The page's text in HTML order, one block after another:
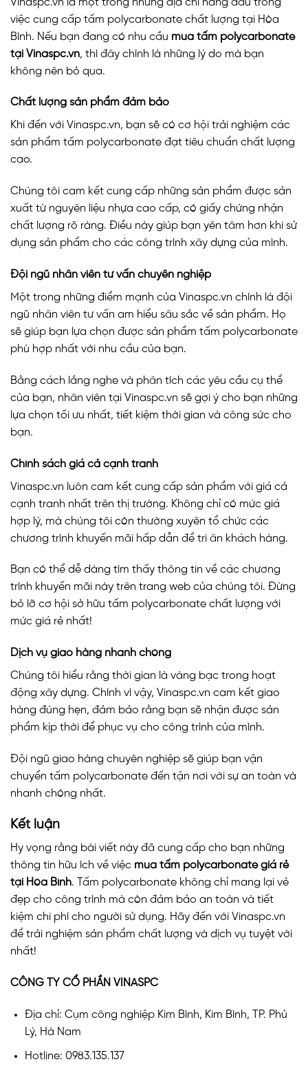
việc cung cấp tấm polycarbonate chất lượng tại Hòa
Bình. Nếu bạn đang có nhu cầu mua tấm polycarbonate
tại Vinaspc.vn, thì đây chính là những lý do mà bạn
không nên bỏ qua.
Chất lượng sản phẩm đảm bảo
Khi đến với Vinaspc.vn, bạn sẽ có cơ hội trải nghiệm các
sản phẩm tấm polycarbonate đạt tiêu chuẩn chất lượng
cao.
Chúng tôi cam kết cung cấp những sản phẩm được sản
xuất từ nguyên liệu nhựa cao cấp, có giấy chứng nhận
chất lượng rõ ràng. Điều này giúp bạn yên tâm hơn khi sử
dụng sản phẩm cho các công trình xây dựng của mình.
Đội ngũ nhân viên tư vấn chuyên nghiệp
Một trong những điểm mạnh của Vinaspc.vn chính là đội
ngũ nhân viên tư vấn am hiểu sâu sắc về sản phẩm. Họ
sẽ giúp bạn lựa chọn được sản phẩm tấm polycarbonate
phù hợp nhất với nhu cầu của bạn.
Bằng cách lắng nghe và phân tích các yêu cầu cụ thể
của bạn, nhân viên tại Vinaspc.vn sẽ gợi ý cho bạn những
lựa chọn tối ưu nhất, tiết kiệm thời gian và công sức cho
bạn.
Chính sách giá cả cạnh tranh
Vinaspc.vn luôn cam kết cung cấp sản phẩm với giá cả
cạnh tranh nhất trên thị trường. Không chỉ có mức giá
hợp lý, mà chúng tôi còn thường xuyên tổ chức các
chương trình khuyến mãi hấp dẫn để tri ân khách hàng.
Bạn có thể dễ dàng tìm thấy thông tin về các chương
trình khuyến mãi này trên trang web của chúng tôi. Đừng
bỏ lỡ cơ hội sở hữu tấm polycarbonate chất lượng với
mức giá rẻ nhất!
Dịch vụ giao hàng nhanh chóng
Chúng tôi hiểu rằng thời gian là vàng bạc trong hoạt
động xây dựng. Chính vì vậy, Vinaspc.vn cam kết giao
hàng đúng hẹn, đảm bảo rằng bạn sẽ nhận được sản
phẩm kịp thời để phục vụ cho công trình của mình.
Đội ngũ giao hàng chuyên nghiệp sẽ giúp bạn vận
chuyển tấm polycarbonate đến tận nơi với sự an toàn và
nhanh chóng nhất.
Kết luận
Hy vọng rằng bài viết này đã cung cấp cho bạn những
thông tin hữu ích về việc mua tấm polycarbonate giá rẻ
tại Hòa Bình. Tấm polycarbonate không chỉ mang lại vẻ
đẹp cho công trình mà còn đảm bảo an toàn và tiết
kiệm chi phí cho người sử dụng. Hãy đến với Vinaspc.vn
để trải nghiệm sản phẩm chất lượng và dịch vụ tuyệt vời
nhất!
CÔNG TY CỔ PHẦN VINASPC
Địa chỉ: Cụm công nghiệp Kim Bình, Kim Bình, TP. Phủ
Lý, Hà Nam
Hotline: 0983.135.137